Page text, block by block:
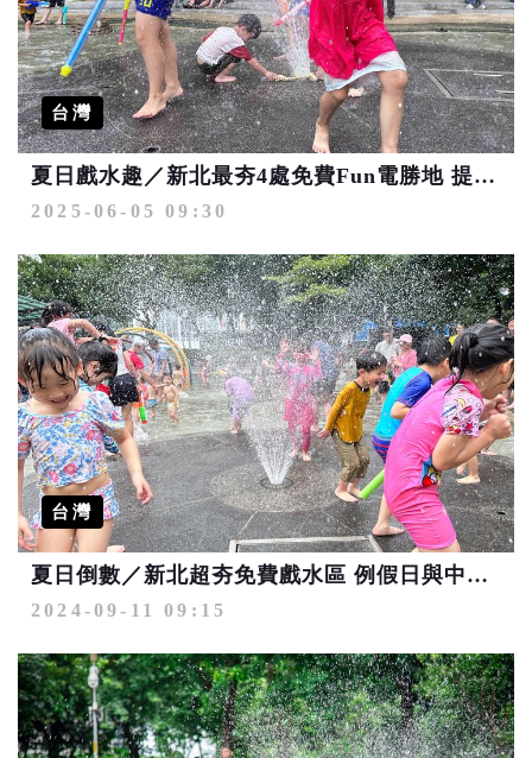
台灣
夏日戲水趣／新北最夯4處免費Fun電勝地 提早於6/14開放
2025-06-05 09:30
台灣
夏日倒數／新北超夯免費戲水區 例假日與中秋佳節開放
2024-09-11 09:15